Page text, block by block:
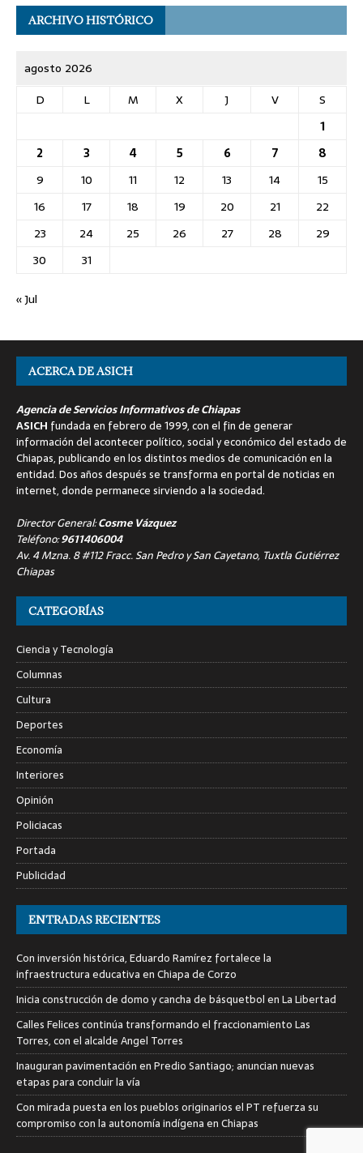
ARCHIVO HISTÓRICO
agosto 2026
D
L M X J V
S
1
2
3 4 5 6 7
8
9
10 11 12 13 14
15
16
17 18 19 20 21
22
23
24 25 26 27 28
29
30
31
« Jul
ACERCA DE ASICH
Agencia de Servicios Informativos de Chiapas
ASICH fundada en febrero de 1999, con el fin de generar
información del acontecer político, social y económico del estado de
Chiapas, publicando en los distintos medios de comunicación en la
entidad. Dos años después se transforma en portal de noticias en
internet, donde permanece sirviendo a la sociedad.
Director General:Cosme Vázquez
Teléfono:9611406004
Av. 4 Mzna. 8 #112 Fracc. San Pedro y San Cayetano, Tuxtla Gutiérrez
Chiapas
CATEGORÍAS
Ciencia y Tecnología
Columnas
Cultura
Deportes
Economía
Interiores
Opinión
Policiacas
Portada
Publicidad
ENTRADAS RECIENTES
Con inversión histórica, Eduardo Ramírez fortalece la
infraestructura educativa en Chiapa de Corzo
Inicia construcción de domo y cancha de básquetbol en La Libertad
Calles Felices continúa transformando el fraccionamiento Las
Torres, con el alcalde Angel Torres
Inauguran pavimentación en Predio Santiago; anuncian nuevas
etapas para concluir la vía
Con mirada puesta en los pueblos originarios el PT refuerza su
compromiso con la autonomía indígena en Chiapas